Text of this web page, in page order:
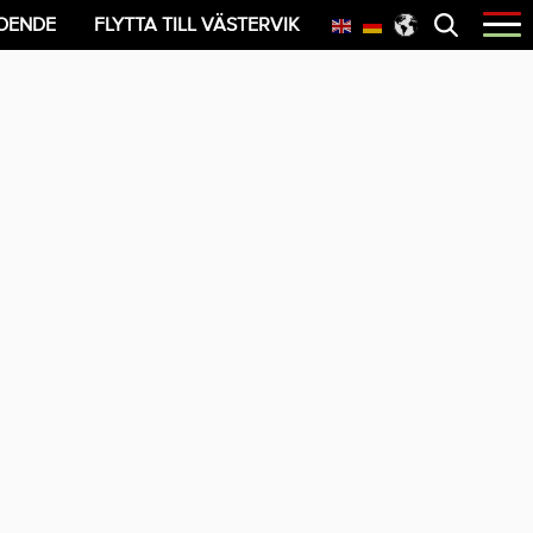
Öppna
menyn
FLYTTA TILL VÄSTERVIK